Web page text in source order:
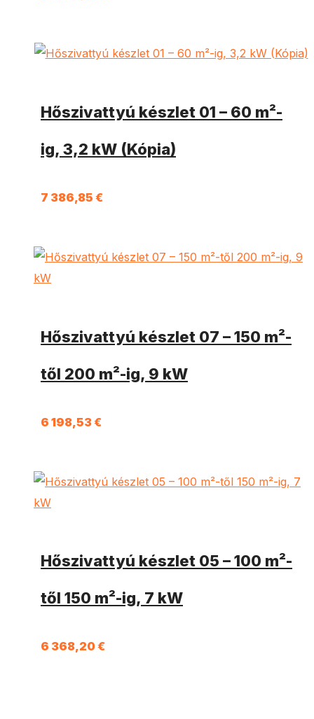
Hőszivattyú készlet 01 – 60 m²-
ig, 3,2 kW (Kópia)
7 386,85 €
Hőszivattyú készlet 07 – 150 m²-
től 200 m²-ig, 9 kW
6 198,53€
Hőszivattyú készlet 05 – 100 m²-
től 150 m²-ig, 7 kW
6 368,20€